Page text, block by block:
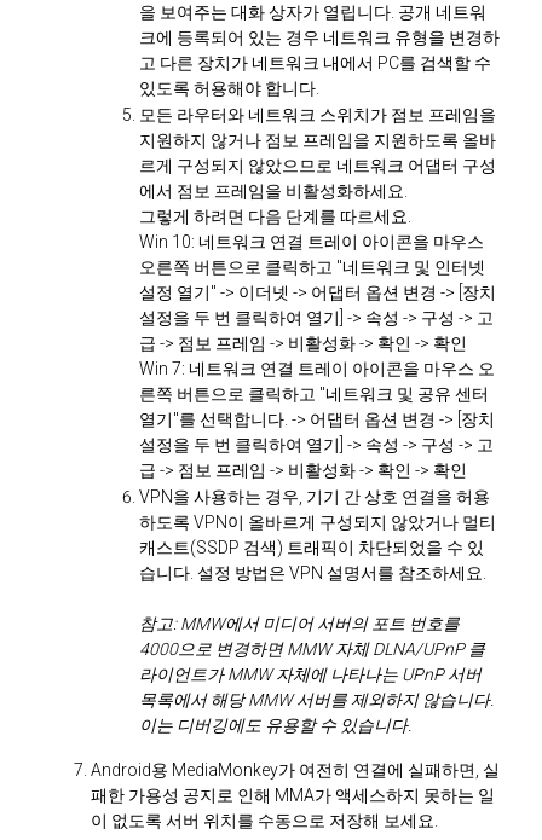
을 보여주는 대화 상자가 열립니다. 공개 네트워
크에 등록되어 있는 경우 네트워크 유형을 변경하
고 다른 장치가 네트워크 내에서 PC를 검색할 수
있도록 허용해야 합니다.
모든 라우터와 네트워크 스위치가 점보 프레임을
지원하지 않거나 점보 프레임을 지원하도록 올바
르게 구성되지 않았으므로 네트워크 어댑터 구성
에서 점보 프레임을 비활성화하세요.
그렇게 하려면 다음 단계를 따르세요.
Win 10: 네트워크 연결 트레이 아이콘을 마우스
오른쪽 버튼으로 클릭하고 "네트워크 및 인터넷
설정 열기" -> 이더넷 -> 어댑터 옵션 변경 -> [장치
설정을 두 번 클릭하여 열기] -> 속성 -> 구성 -> 고
급 -> 점보 프레임 -> 비활성화 -> 확인 -> 확인
Win 7: 네트워크 연결 트레이 아이콘을 마우스 오
른쪽 버튼으로 클릭하고 "네트워크 및 공유 센터
열기"를 선택합니다. -> 어댑터 옵션 변경 -> [장치
설정을 두 번 클릭하여 열기] -> 속성 -> 구성 -> 고
급 -> 점보 프레임 -> 비활성화 -> 확인 -> 확인
VPN을 사용하는 경우, 기기 간 상호 연결을 허용
하도록 VPN이 올바르게 구성되지 않았거나 멀티
캐스트(SSDP 검색) 트래픽이 차단되었을 수 있
습니다. 설정 방법은 VPN 설명서를 참조하세요.
참고: MMW에서 미디어 서버의 포트 번호를
4000으로 변경하면 MMW 자체 DLNA/UPnP 클
라이언트가 MMW 자체에 나타나는 UPnP 서버
목록에서 해당 MMW 서버를 제외하지 않습니다.
이는 디버깅에도 유용할 수 있습니다.
Android용 MediaMonkey가 여전히 연결에 실패하면, 실
패한 가용성 공지로 인해 MMA가 액세스하지 못하는 일
이 없도록 서버 위치를 수동으로 저장해 보세요.